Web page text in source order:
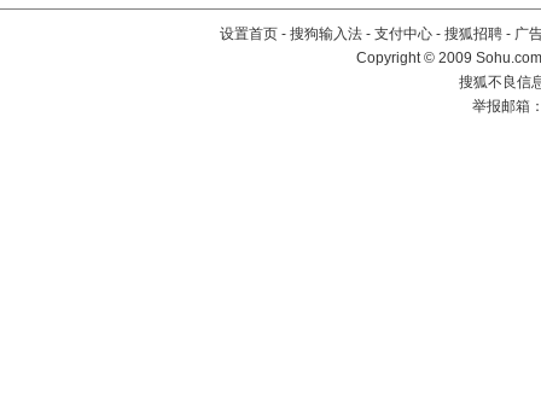
设置首页 - 搜狗输入法 - 支付中心 - 搜狐招聘 - 广
Copyright © 2009
搜狐不良信
举报邮箱